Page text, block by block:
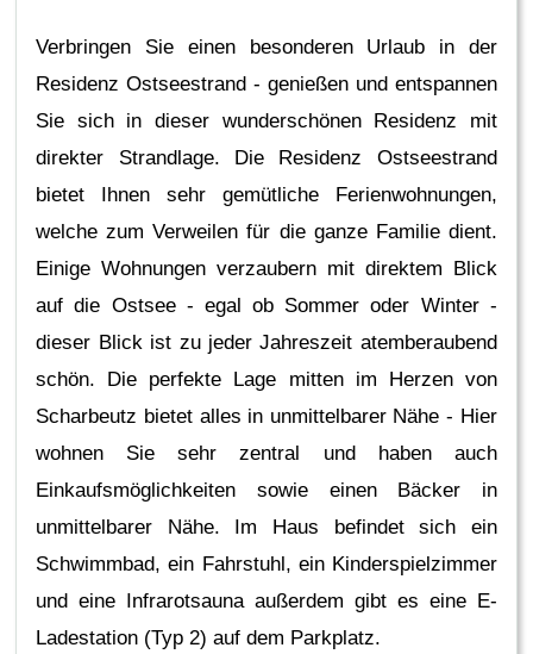
Verbringen Sie einen besonderen Urlaub in der
Residenz Ostseestrand - genießen und entspannen
Sie sich in dieser wunderschönen Residenz mit
direkter Strandlage. Die Residenz Ostseestrand
bietet Ihnen sehr gemütliche Ferienwohnungen,
welche zum Verweilen für die ganze Familie dient.
Einige Wohnungen verzaubern mit direktem Blick
auf die Ostsee - egal ob Sommer oder Winter -
dieser Blick ist zu jeder Jahreszeit atemberaubend
schön. Die perfekte Lage mitten im Herzen von
Scharbeutz bietet alles in unmittelbarer Nähe - Hier
wohnen Sie sehr zentral und haben auch
Einkaufsmöglichkeiten sowie einen Bäcker in
unmittelbarer Nähe. Im Haus befindet sich ein
Schwimmbad, ein Fahrstuhl, ein Kinderspielzimmer
und eine Infrarotsauna außerdem gibt es eine E-
Ladestation (Typ 2) auf dem Parkplatz.